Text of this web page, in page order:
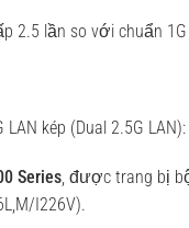
2.5 lần so với chuẩn 1G
kép (Dual 2.5G LAN):
Series, được trang bị
I226V).